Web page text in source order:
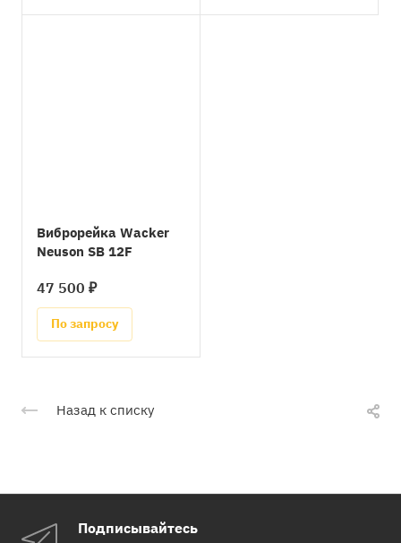
Виброрейка Wacker
Neuson SB 12F
47 500 ₽
По запросу
Назад к списку
Подписывайтесь